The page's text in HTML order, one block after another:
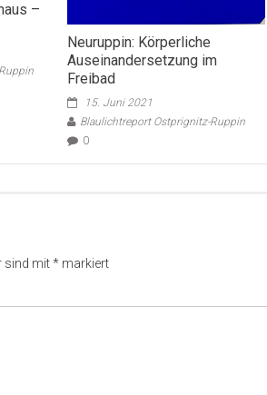
–
Neuruppin: Körperliche
Auseinandersetzung im
Freibad
15. Juni 2021
Blaulichtreport Ostprignitz-Ruppin
0
sind mit* markiert